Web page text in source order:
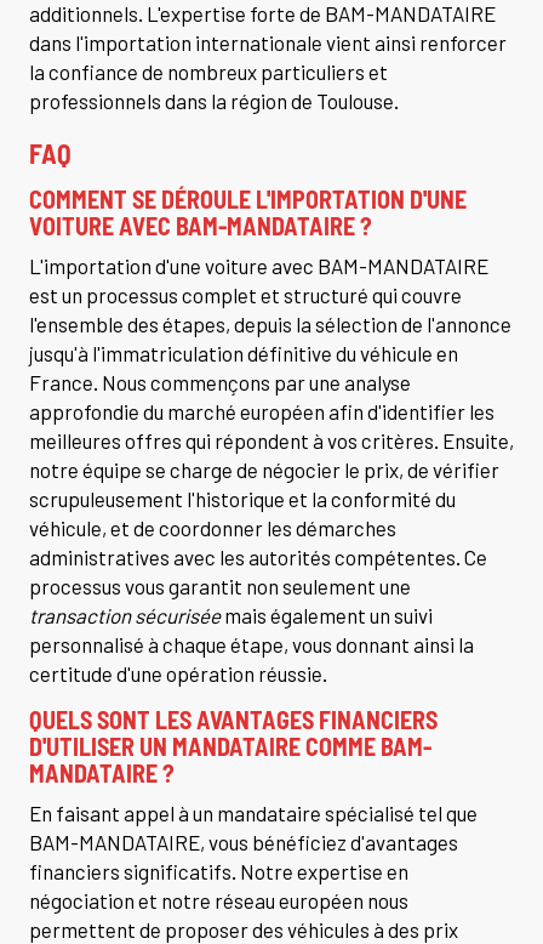
additionnels. L'expertise forte de BAM-MANDATAIRE
dans l'importation internationale vient ainsi renforcer
la confiance de nombreux particuliers et
professionnels dans la région de Toulouse.
FAQ
COMMENT SE DÉROULE L'IMPORTATION D'UNE
VOITURE AVEC BAM-MANDATAIRE ?
L'importation d'une voiture avec BAM-MANDATAIRE
est un processus complet et structuré qui couvre
l'ensemble des étapes, depuis la sélection de l'annonce
jusqu'à l'immatriculation définitive du véhicule en
France. Nous commençons par une analyse
approfondie du marché européen afin d'identifier les
meilleures offres qui répondent à vos critères. Ensuite,
notre équipe se charge de négocier le prix, de vérifier
scrupuleusement l'historique et la conformité du
véhicule, et de coordonner les démarches
administratives avec les autorités compétentes. Ce
processus vous garantit non seulement une
transaction sécuriséemais également un suivi
personnalisé à chaque étape, vous donnant ainsi la
certitude d'une opération réussie.
QUELS SONT LES AVANTAGES FINANCIERS
D'UTILISER UN MANDATAIRE COMME BAM-
MANDATAIRE ?
En faisant appel à un mandataire spécialisé tel que
BAM-MANDATAIRE, vous bénéficiez d'avantages
financiers significatifs. Notre expertise en
négociation et notre réseau européen nous
permettent de proposer des véhicules à des prix